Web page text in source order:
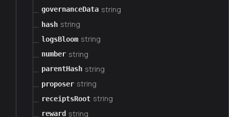
governanceData string
hash string
logsBloom string
number string
parentHash string
proposer string
receiptsRoot string
reward string